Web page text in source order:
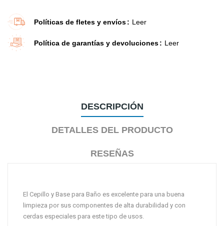
Políticas de fletes y envíos Leer
Política de garantías y devoluciones Leer
DESCRIPCIÓN
DETALLES DEL PRODUCTO
RESEÑAS
El Cepillo y Base para Baño es excelente para una buena
limpieza por sus componentes de alta durabilidad y con
cerdas especiales para este tipo de usos.